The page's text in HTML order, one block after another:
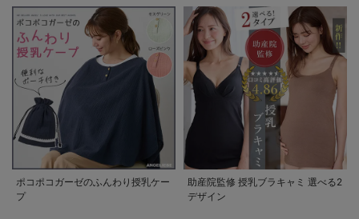
ポコポコガーゼのふんわり授乳ケー
プ
助産院監修 授乳ブラキャミ 選べる2
デザイン